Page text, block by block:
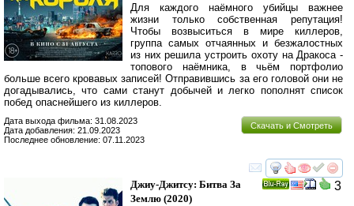
Для каждого наёмного убийцы важнее
жизни только собственная репутация!
Чтобы возвыситься в мире киллеров,
группа самых отчаянных и безжалостных
из них решила устроить охоту на Дракоса -
топового наёмника, в чьём портфолио
больше всего кровавых записей! Отправившись за его головой они не
догадывались, что сами станут добычей и легко пополнят список
побед опаснейшего из киллеров.
Скачать и Смотреть
Дата выхода фильма: 31.08.2023
Дата добавления: 21.09.2023
Последнее обновление: 07.11.2023
смотреть
3
Джиу-Джитсу: Битва За
Землю (2020)